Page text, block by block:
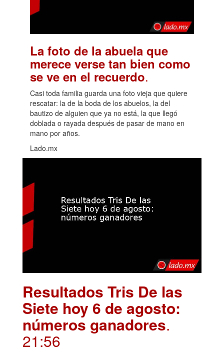
La foto de la abuela que
merece verse tan bien como
se ve en el recuerdo.
Casi toda familia guarda una foto vieja que quiere
rescatar: la de la boda de los abuelos, la del
bautizo de alguien que ya no está, la que llegó
doblada o rayada después de pasar de mano en
mano por años.
Lado.mx
Resultados Tris De las
Siete hoy 6 de agosto:
números ganadores.
21:56